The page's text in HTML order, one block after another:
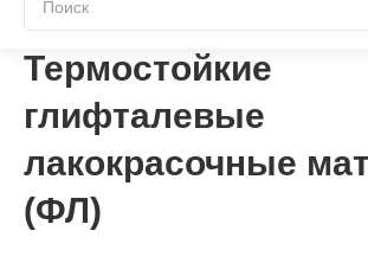
Термостойкие
глифталевые
лакокрасочные
(ФЛ)